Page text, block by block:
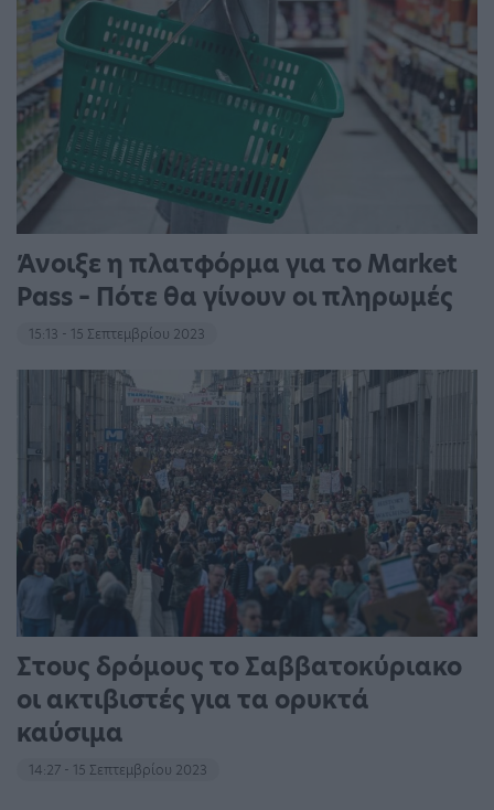
Άνοιξε η πλατφόρμα για το Market
Pass – Πότε θα γίνουν οι πληρωμές
15:13 - 15 Σεπτεμβρίου 2023
Στους δρόμους το Σαββατοκύριακο
οι ακτιβιστές για τα ορυκτά
καύσιμα
14:27 - 15 Σεπτεμβρίου 2023